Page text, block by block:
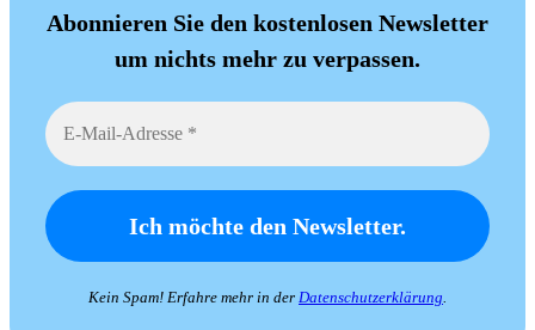
Abonnieren Sie den kostenlosen Newsletter
um nichts mehr zu verpassen.
Kein Spam! Erfahre mehr in der Datenschutzerklärung.